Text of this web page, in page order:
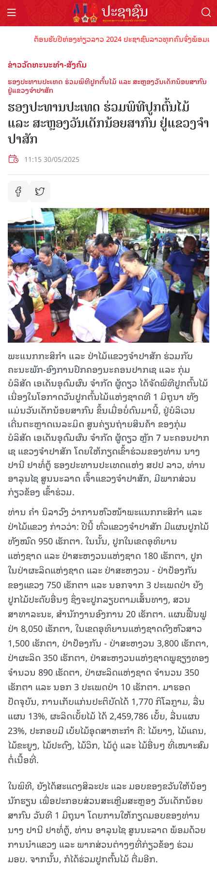
ຕ້ອນຮັບປີທ່ອງທ່ຽວລາວ 2024 ປະຊາຊົນລາວທຸກຄົນຈົ່ງພ້ອມເ
ຂ່າວວັດທະນະທຳ-ສັງຄົມ
ຮອງປະທານປະເທດ​ ຮ່ວມພິທີປູກຕົ້ນໄມ້​ ແລະ​ ສະຫຼອງວັນ​ເດັກນ້ອຍ​ສາກົນ​
ຢູ່ແຂວງ​ຈໍາປາສັກ
ຮອງປະທານປະເທດ​ ຮ່ວມພິທີປູກຕົ້ນໄມ້​
ແລະ​ ສະຫຼອງວັນ​ເດັກນ້ອຍ​ສາກົນ​ ຢູ່ແຂວງ​ຈໍາ
ປາສັກ
11:15 30/05/2025
ພະແນກກະສິກໍາ ແລະ ປ່າໄມ້ແຂວງຈໍາປາສັກ ຮ່ວມກັບ​
ຄະນະ​ພັກ-ອົງການປົກຄອງນະຄອນປາກເຊ ແລະ​ ກຸ່ມ
ບໍລິສັດ​ ເອເດັນອຸດົມຜົນ ຈໍາກັດ​ ຜູ້ດຽວ​ ໄດ້ຈັດພິທີປູກຕົ້ນໄມ້​
ເນື່ອງໃນໂອກາດວັນປູກຕົ້ນໄມ້ແຫ່ງຊາດທີ 1 ມິຖຸນາ ທັງ
ແມ່ນວັນເດັກນ້ອຍສາກົນ ຂຶ້ນເມື່ອບໍ່ດົນມານີ້, ຢູ່ບໍລິເວນ​
ເດີ່ນ​ຕະຫຼາດ​ເນລະມິດ​ ສູນຄ່ຽນຖ່າຍສິນຄ້າ ຂອງກຸ່ມ
ບໍລິສັດ​ ເອເດັນອຸດົມຜົນ​ ຈໍາກັດ​ ຜູ້ດຽວ ຫຼັກ 7 ນະຄອນປາກ
ເຊ ແຂວງຈໍາປາສັກ ໂດຍໃຫ້ກຽດເຂົ້າຮ່ວມຂອງທ່ານ ນາງ
ປານີ ຢາທໍ່ຕູ້ ຮອງປະທານປະເທດແຫ່ງ ສປປ ລາວ, ທ່ານ
ອາລຸນໄຊ ສູນນະລາດ ເຈົ້າແຂວງຈໍາປາສັກ, ມີພາກສ່ວນ
ກ່ຽວຂ້ອງ ເຂົ້າຮ່ວມ.​
ທ່ານ ຄໍາ ນິລາວົງ ວ່າການຫົວໜ້າພະແນກກະສິກໍາ ແລະ
ປ່າໄມ້ແຂວງ ກ່າວວ່າ: ປີນີ້ ທົ່ວແຂວງຈໍາປາສັກ ມີແຜນປູກໄມ້
ທັງໝົດ 950 ເຮັກຕາ. ໃນນັ້ນ, ປູກໃນເຂດອຸທິຍານ
ແຫ່ງຊາດ ແລະ ປ່າສະຫງວນແຫ່ງຊາດ 180 ເຮັກຕາ, ປູກ
ໃນປ່າຜະລິດແຫ່ງຊາດ ແລະ ປ່າສະຫງວນ - ປ່າປ້ອງກັນ
ຂອງແຂວງ 750 ເຮັກຕາ ແລະ ນອກຈາກ 3 ປະເພດປ່າ ຍັງ
ປູກໄມ້ປະດັບອື່ນໆ ຊຶ່ງຈະປູກລຽບຕາມເສັ້ນທາງ, ສວນ
ສາທາລະນະ, ສໍານັກງານອົງການ 20 ເຮັກຕາ. ແຜນຟື້ນຟູ
ປ່າ 8,050 ເຮັກຕາ, ໃນເຂດອຸທິຍານແຫ່ງຊາດດົງຫົວສາວ
1,500 ເຮັກຕາ, ປ່າປ້ອງກັນ - ປ່າສະຫງວນ 3,800 ເຮັກຕາ,
ປ່າຜະລິດ 350 ເຮັກຕາ, ປ່າສະຫງວນແຫ່ງຊາດພູຊຽງທອງ
ຈໍານວນ 890 ເຮັດຕາ, ປ່າຜະລິດແຫ່ງຊາດ ຈໍານວນ 350
ເຮັກຕາ ແລະ ນອກ 3 ປະເພດປ່າ 10 ເຮັກຕາ. ມາຮອດ
ປັດຈຸບັນ, ການເກັບແກ່ນປະຕິບັດໄດ້ 1,770 ກິໂລກຼາມ, ລື່ນ
ແຜນ 13%, ຜະລິດເບັ້ຍໄມ້ ໄດ້ 2,459,786 ເບັ້ຍ, ລື່ນແຜນ
23%, ປະກອບມີ ເບ້ຍໄມ້ອຸດສາຫະກໍາ ຄື: ໄມ້ຍາງ, ໄມ້ແຄນ,
ໄມ້ຂະຍູງ, ໄມ້ປະດົງ, ໄມ້ວິກ, ໄມ້ດູ່ ແລະ ໄມ້ອື່ນໆ ທີ່ເໝາະສົມ
ຕໍ່ເນື້ອທີ່.
ໃນພິທີ, ຍັງໄດ້ສະແດງສິລະປະ ແລະ ມອບຂອງຂວັນໃຫ້ນ້ອງ
ນັກຮຽນ ເພື່ອປະກອບສ່ວນສະເຫຼີມສະຫຼອງ ວັນເດັກນ້ອຍ
ສາກົນ ວັນທີ 1 ມິຖຸນາ ໂດຍການໃຫ້ກຽດມອບຂອງທ່ານ
ນາງ ປານີ ຢາທໍ່ຕູ້, ທ່ານ ອາລຸນໄຊ ສູນນະລາດ ພ້ອມດ້ວຍ
ການນໍາແຂວງ ແລະ ພາກສ່ວນຕ່າງໆທີ່ກ່ຽວຂ້ອງ ຮ່ວມ
ມອບ. ຈາກນັ້ນ, ກໍໄດ້ຮ່ວມປູກຕົ້ນໄມ້ ຕື່ມອີກ.